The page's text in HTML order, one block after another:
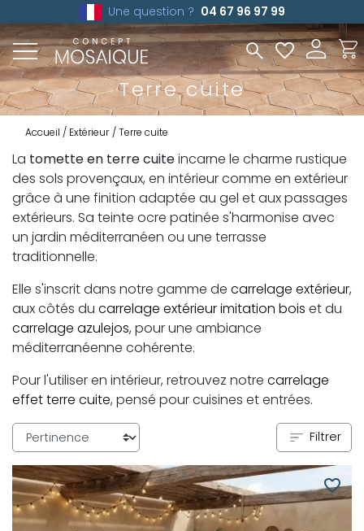
Une question ? 04 67 96 97 99
Terre cuite
Accueil Extérieur Terre cuite
La tomette en terre cuiteincarne le charme rustique
des sols provençaux, en intérieur comme en extérieur
grâce à une finition adaptée au gel et aux passages
extérieurs. Sa teinte ocre patinée s'harmonise avec
un jardin méditerranéen ou une terrasse
traditionnelle.
Elle s'inscrit dans notre gamme de carrelage extérieur,
aux côtés du carrelage extérieur imitation bois et du
carrelage azulejos, pour une ambiance
méditerranéenne cohérente.
Pour l'utiliser en intérieur, retrouvez notre carrelage
effet terre cuite, pensé pour cuisines et entrées.
Filtrer
favorite_border